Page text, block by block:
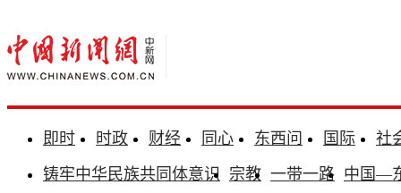
即时 时政 财经 同心 东西问 国际
社
铸牢中华民族共同体意识 宗教 一带一路 中国—